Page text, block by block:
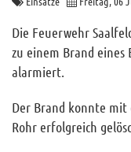
Funktionäre
Info und Tipps
Veranstaltungen
Mitgliederbereich
Die Feuerwehr
zu einem Brand eines
alarmiert.
Der Brand konnte mit
Rohr erfolgreich